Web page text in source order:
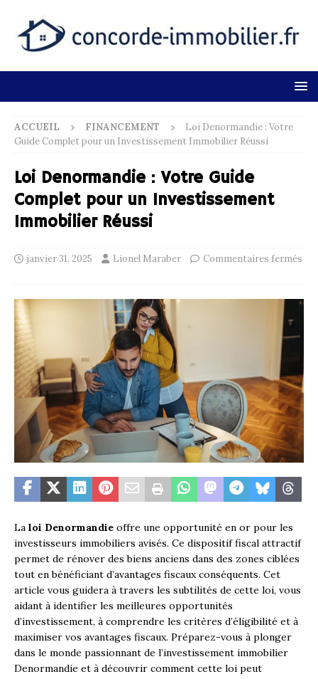
ACCUEIL FINANCEMENT
Loi Denormandie : Votre
Guide Complet pour un Investissement Immobilier Réussi
Loi Denormandie : Votre Guide
Complet pour un Investissement
Immobilier Réussi
janvier 31, 2025 Lionel Maraber Commentaires fermés
La loi Denormandie offre une opportunité en or pour les
investisseurs immobiliers avisés. Ce dispositif fiscal attractif
permet de rénover des biens anciens dans des zones ciblées
tout en bénéficiant d’avantages fiscaux conséquents. Cet
article vous guidera à travers les subtilités de cette loi, vous
aidant à identifier les meilleures opportunités
d’investissement, à comprendre les critères d’éligibilité et à
maximiser vos avantages fiscaux. Préparez-vous à plonger
dans le monde passionnant de l’investissement immobilier
Denormandie et à découvrir comment cette loi peut